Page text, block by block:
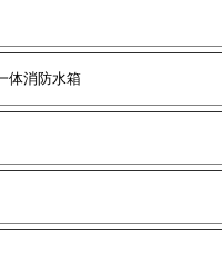
体消防水箱